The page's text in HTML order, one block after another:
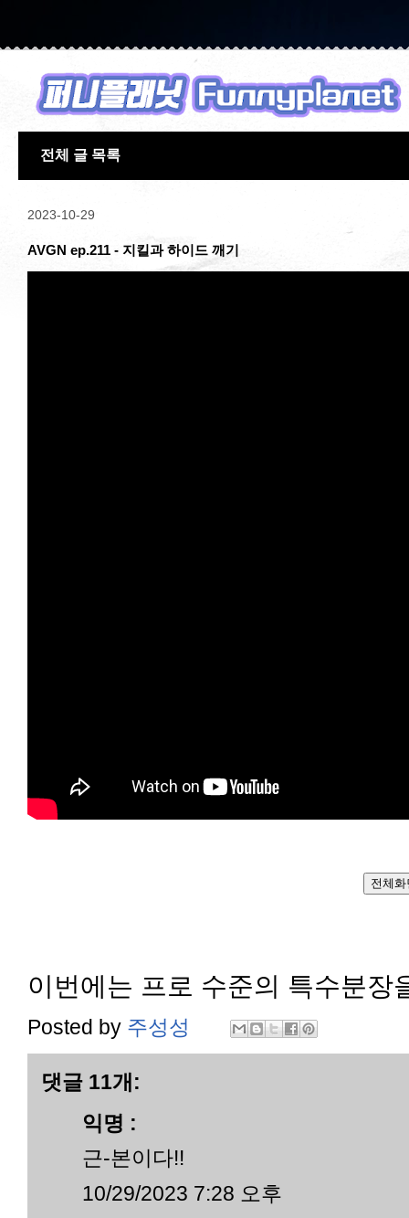
전체 글 목록
2023-10-29
AVGN ep.211 - 지킬과 하이드 깨기
전체화
이번에는 프로 수준의 특수분장
Posted by 주성성
댓글 11개:
익명 :
근-본이다!!
10/29/2023 7:28 오후